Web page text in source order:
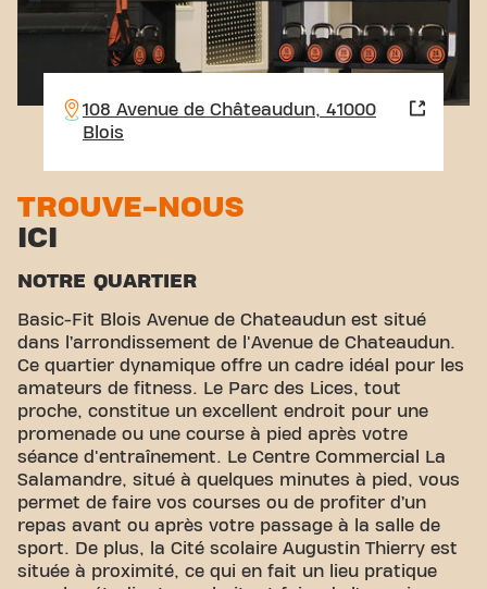
108 Avenue de Châteaudun, 41000
Blois
TROUVE-NOUS
ICI
NOTRE QUARTIER
Basic-Fit Blois Avenue de Chateaudun est situé
dans l’arrondissement de l'Avenue de Chateaudun.
Ce quartier dynamique offre un cadre idéal pour les
amateurs de fitness. Le Parc des Lices, tout
proche, constitue un excellent endroit pour une
promenade ou une course à pied après votre
séance d'entraînement. Le Centre Commercial La
Salamandre, situé à quelques minutes à pied, vous
permet de faire vos courses ou de profiter d’un
repas avant ou après votre passage à la salle de
sport. De plus, la Cité scolaire Augustin Thierry est
située à proximité, ce qui en fait un lieu pratique